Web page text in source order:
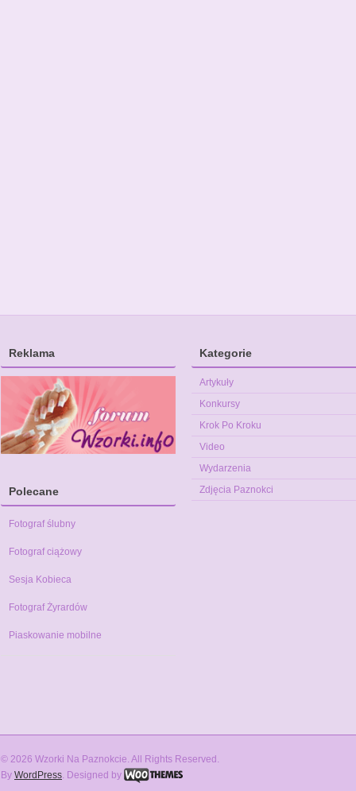
Reklama
Polecane
Fotograf ślubny
Fotograf ciążowy
Sesja Kobieca
Fotograf Żyrardów
Piaskowanie mobilne
Kategorie
Artykuły
Konkursy
Krok Po Kroku
Video
Wydarzenia
Zdjęcia Paznokci
© 2026 Wzorki Na Paznokcie. All Rights Reserved.
By WordPress. Designed by